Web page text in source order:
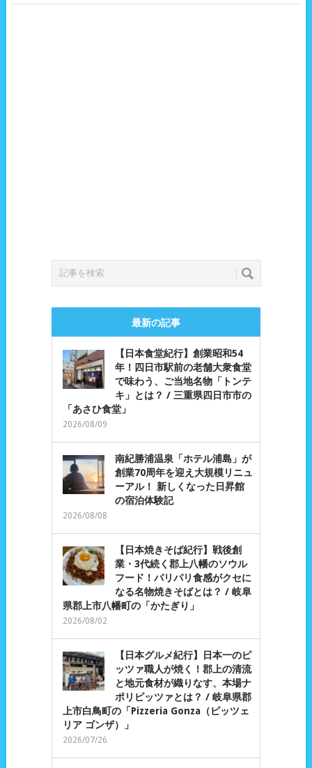
最新の記事
【日本食堂紀行】創業昭和54
年！四日市駅前の老舗大衆食堂
で味わう、ご当地名物「トンテ
キ」とは？ / 三重県四日市市の
「あさひ食堂」
2026/08/09
南紀勝浦温泉「ホテル浦島」が
創業70周年を迎え大規模リニュ
ーアル！ 新しくなった日昇館
の宿泊体験記
2026/08/08
【日本焼きそば紀行】戦後創
業・3代続く郡上八幡のソウル
フード！パリパリ食感がクセに
なる名物焼きそばとは？ / 岐阜
県郡上市八幡町の「かたぎり」
2026/08/02
【日本グルメ紀行】日本一のピ
ッツァ職人が焼く！郡上の清流
と地元食材が織りなす、本場ナ
ポリピッツァとは？ / 岐阜県郡
上市白鳥町の「Pizzeria Gonza（ピッツェ
リア ゴンザ）」
2026/07/26